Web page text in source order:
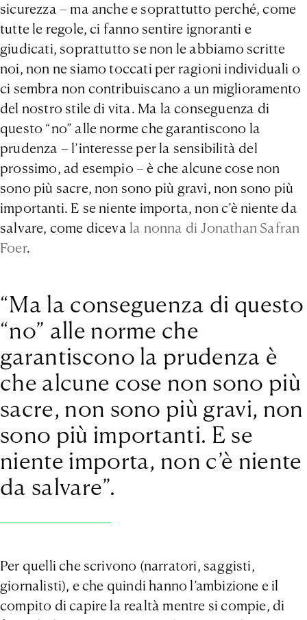
sicurezza – ma anche e soprattutto perché, come
tutte le regole, ci fanno sentire ignoranti e
giudicati, soprattutto se non le abbiamo scritte
noi, non ne siamo toccati per ragioni individuali o
ci sembra non contribuiscano a un miglioramento
del nostro stile di vita. Ma la conseguenza di
questo “no” alle norme che garantiscono la
prudenza – l’interesse per la sensibilità del
prossimo, ad esempio – è che alcune cose non
sono più sacre, non sono più gravi, non sono più
importanti. E se niente importa, non c’è niente da
salvare, come diceva la nonna di Jonathan Safran
Foer.
“Ma la conseguenza di questo
“no” alle norme che
garantiscono la prudenza è
che alcune cose non sono più
sacre, non sono più gravi, non
sono più importanti. E se
niente importa, non c’è niente
da salvare”.
Per quelli che scrivono (narratori, saggisti,
giornalisti), e che quindi hanno l’ambizione e il
compito di capire la realtà mentre si compie, di